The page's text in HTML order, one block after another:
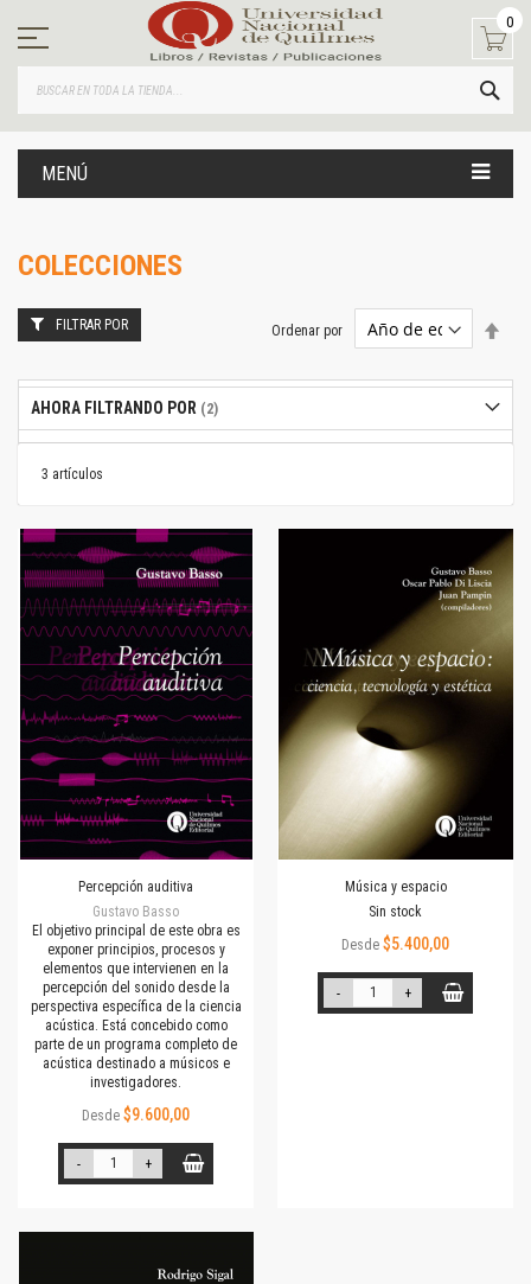
contenido
0
MENÚ
COLECCIONES
3 artículos
Ordenar por
Percepción auditiva
Gustavo Basso
El objetivo principal de este obra es
exponer principios, procesos y
elementos que intervienen en la
percepción del sonido desde la
perspectiva específica de la ciencia
acústica. Está concebido como
parte de un programa completo de
acústica destinado a músicos e
investigadores.
Desde $9.600,00
- +
Música y espacio
Sin stock
Desde $5.400,00
- +
FILTRAR POR
AHORA FILTRANDO POR